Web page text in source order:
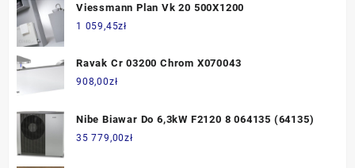
Viessmann Plan Vk 20 500X1200
1 059,45zł
Ravak Cr 03200 Chrom X070043
908,00zł
Nibe Biawar Do 6,3kW F2120 8 064135 (64135)
35 779,00zł